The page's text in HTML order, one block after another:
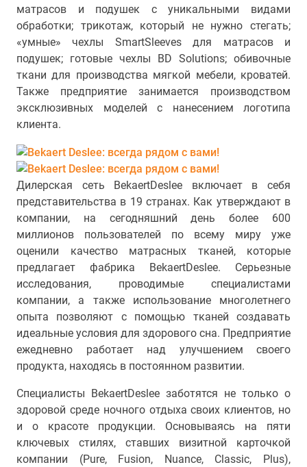
матрасов и подушек с уникальными видами
обработки; трикотаж, который не нужно стегать;
«умные» чехлы SmartSleeves для матрасов и
подушек; готовые чехлы BD Solutions; обивочные
ткани для производства мягкой мебели, кроватей.
Также предприятие занимается производством
эксклюзивных моделей с нанесением логотипа
клиента.
Дилерская сеть BekaertDeslee включает в себя
представительства в 19 странах. Как утверждают в
компании, на сегодняшний день более 600
миллионов пользователей по всему миру уже
оценили качество матрасных тканей, которые
предлагает фабрика BekaertDeslee. Серьезные
исследования, проводимые специалистами
компании, а также использование многолетнего
опыта позволяют с помощью тканей создавать
идеальные условия для здорового сна. Предприятие
ежедневно работает над улучшением своего
продукта, находясь в постоянном развитии.
Специалисты BekaertDeslee заботятся не только о
здоровой среде ночного отдыха своих клиентов, но
и о красоте продукции. Основываясь на пяти
ключевых стилях, ставших визитной карточкой
компании (Pure, Fusion, Nuance, Classic, Plus),